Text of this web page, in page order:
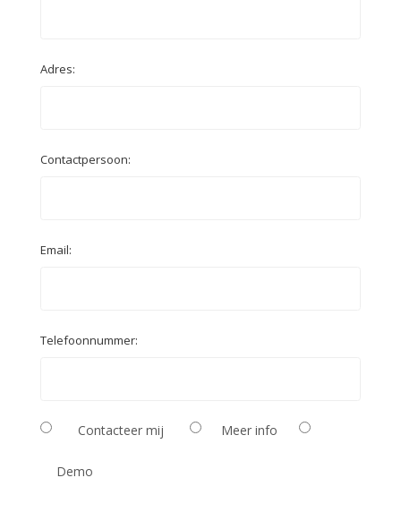
Adres:
Contactpersoon:
Email:
Telefoonnummer:
Contacteer mij Meer info
Demo